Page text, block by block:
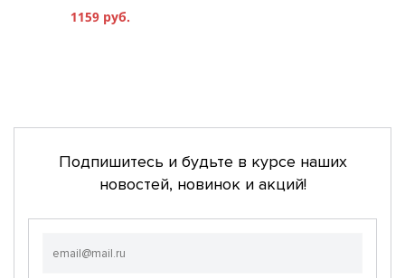
1159 руб.
Подпишитесь и будьте в курсе наших
новостей, новинок и акций!